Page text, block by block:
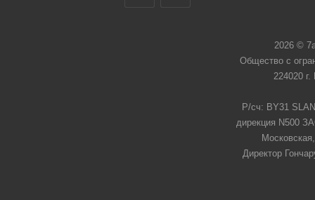
2026 ©
Общество с
224020
Р/сч: BY31
дирекция N500
Директор